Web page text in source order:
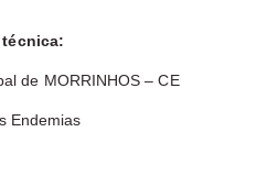
técnica:
de MORRINHOS – CE
Endemias